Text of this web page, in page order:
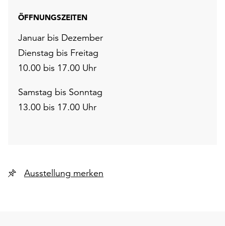
ÖFFNUNGSZEITEN
Januar bis Dezember
Dienstag bis Freitag
10.00 bis 17.00 Uhr
Samstag bis Sonntag
13.00 bis 17.00 Uhr
Ausstellung merken